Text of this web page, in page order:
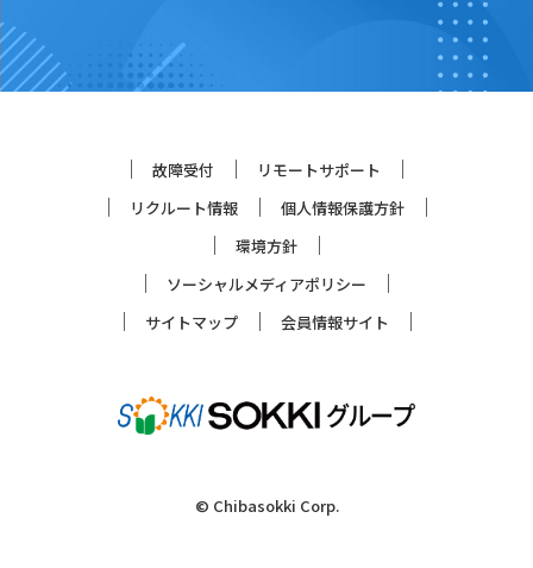
故障受付
リモートサポート
リクルート情報
個人情報保護方針
環境方針
ソーシャルメディアポリシー
サイトマップ
会員情報サイト
© Chibasokki Corp.